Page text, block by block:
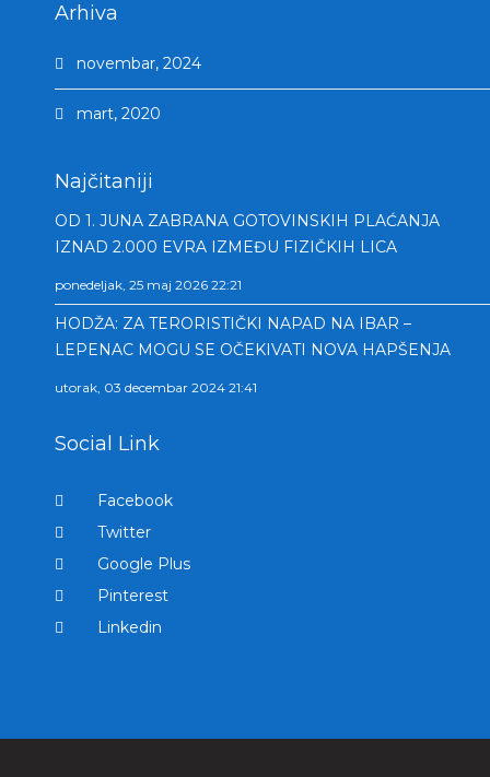
Arhiva
novembar, 2024
mart, 2020
Najčitaniji
OD 1. JUNA ZABRANA GOTOVINSKIH PLAĆANJA
IZNAD 2.000 EVRA IZMEĐU FIZIČKIH LICA
ponedeljak, 25 maj 2026 22:21
HODŽA: ZA TERORISTIČKI NAPAD NA IBAR –
LEPENAC MOGU SE OČEKIVATI NOVA HAPŠENJA
utorak, 03 decembar 2024 21:41
Social Link
Facebook
Twitter
Google Plus
Pinterest
Linkedin